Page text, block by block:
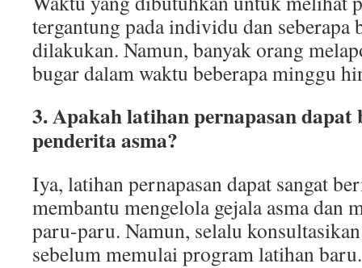
tergantung pada individu dan seberapa
dilakukan. Namun, banyak orang
bugar dalam waktu beberapa minggu
3. Apakah latihan pernapasan
penderita asma?
Iya, latihan pernapasan dapat sangat
membantu mengelola gejala asma dan
paru-paru. Namun, selalu
sebelum memulai program latihan baru.